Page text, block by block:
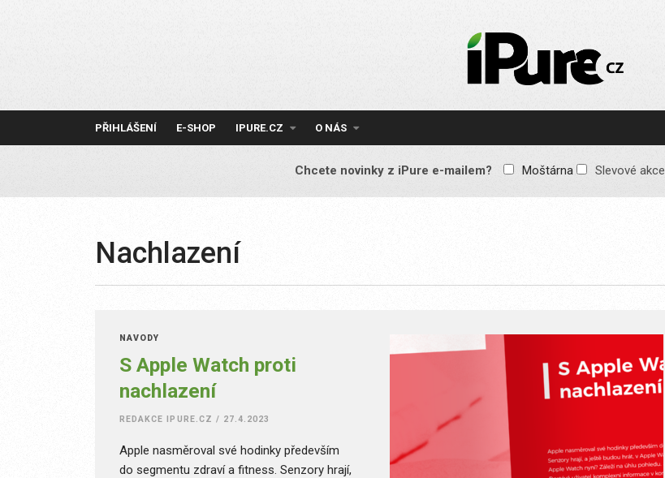
IPURE.CZ
Prémiový Apple e-
reklamy, žádné
obsah pro všechny
PŘIHLÁŠENÍ E-SHOP IPURE.CZ O NÁS
Chcete novinky z iPure e-mailem? Moštárna Slevové akce
Nachlazení
NÁVODY
S Apple Watch proti
nachlazení
REDAKCE IPURE.CZ / 27.4.2023
Apple nasměroval své hodinky především
do segmentu zdraví a fitness. Senzory hrají,